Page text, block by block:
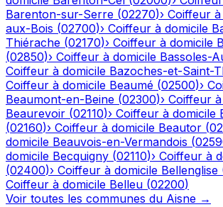
Barenton-sur-Serre (02270)› Coiffeur
aux-Bois (02700)› Coiffeur à domicile
Thiérache (02170)› Coiffeur à domicile
(02850)› Coiffeur à domicile Bassoles-
Coiffeur à domicile Bazoches-et-Saint-
Coiffeur à domicile Beaumé (02500)›
Beaumont-en-Beine (02300)› Coiffeur
Beaurevoir (02110)› Coiffeur à domicile
(02160)› Coiffeur à domicile Beautor (
domicile Beauvois-en-Vermandois (
domicile Becquigny (02110)› Coiffeur à
(02400)› Coiffeur à domicile Bellenglise
Coiffeur à domicile Belleu (02200)
Voir toutes les communes du Aisne →